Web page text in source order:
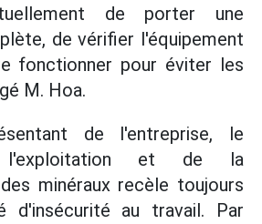
de porter une
de vérifier l'équipement
fonctionner pour éviter les
M. Hoa.
de l'entreprise, le
et de la
minéraux recèle toujours
d'insécurité au travail. Par